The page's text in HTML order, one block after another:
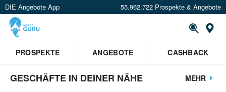
DIE Angebote App 55.962.722 Prospekte & Angebote
PROSPEKTE
ANGEBOTE CASHBACK
GESCHÄFTE IN DEINER NÄHE MEHR